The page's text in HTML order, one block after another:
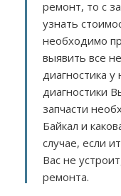
ремонт, то с
узнать
необходимо
выявить все
диагностика у
диагностики
запчасти
Байкал и
случае, если
Вас не
ремонта.